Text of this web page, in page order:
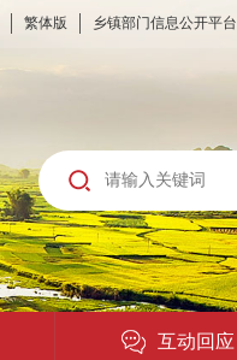
繁体版 乡镇部门信息公开平台
互动回应